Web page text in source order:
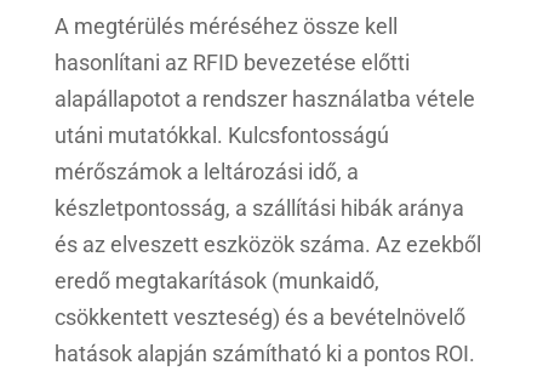
A megtérülés méréséhez össze kell
hasonlítani az RFID bevezetése előtti
alapállapotot a rendszer használatba vétele
utáni mutatókkal. Kulcsfontosságú
mérőszámok a leltározási idő, a
készletpontosság, a szállítási hibák aránya
és az elveszett eszközök száma. Az ezekből
eredő megtakarítások (munkaidő,
csökkentett veszteség) és a bevételnövelő
hatások alapján számítható ki a pontos ROI.